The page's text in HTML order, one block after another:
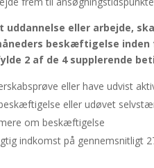
eller arbejde,
beskæftigelse
2 af de 4 supplerende
eller have udvist
eller udøvet
om beskæftigelse
indkomst på gennemsnitligt